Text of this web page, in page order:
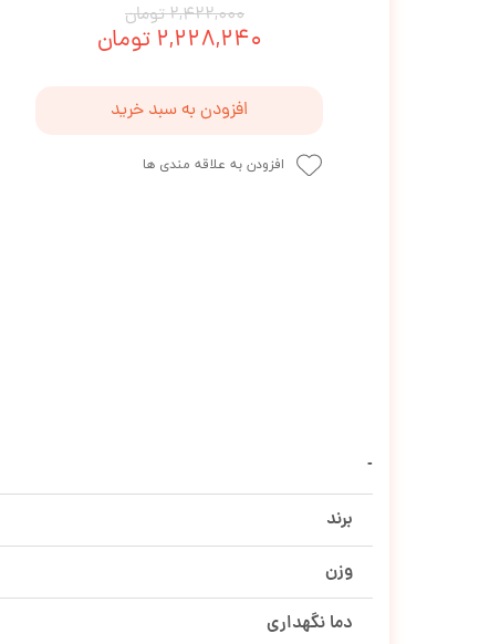
۲,۴۲۲,۰۰۰ تومان
۲,۲۲۸,۲۴۰ تومان
افزودن به سبد خرید
افزودن به علاقه مندی ها
برند
وزن
دما نگهداری